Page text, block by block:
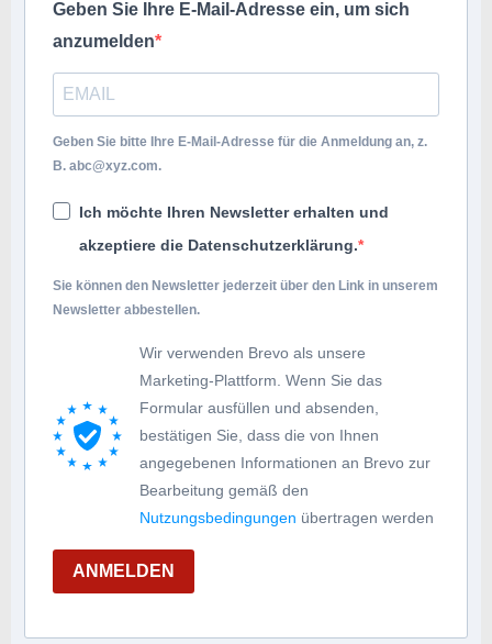
Geben Sie Ihre E-Mail-Adresse ein, um sich
anzumelden
Geben Sie bitte Ihre E-Mail-Adresse für die Anmeldung an, z.
B. abc@xyz.com.
Ich möchte Ihren Newsletter erhalten und
akzeptiere die Datenschutzerklärung.
Sie können den Newsletter jederzeit über den Link in unserem
Newsletter abbestellen.
Wir verwenden Brevo als unsere
Marketing-Plattform. Wenn Sie das
Formular ausfüllen und absenden,
bestätigen Sie, dass die von Ihnen
angegebenen Informationen an Brevo zur
Bearbeitung gemäß den
Nutzungsbedingungen übertragen werden
ANMELDEN